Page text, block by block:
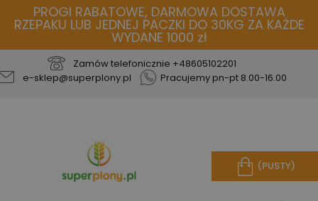
PROGI RABATOWE, DARMOWA DOSTAWA
RZEPAKU LUB JEDNEJ PACZKI DO 30KG ZA KAŻDE
WYDANE 1000 zł
Zamów telefonicznie +48605102201
e-sklep@superplony.pl
Pracujemy pn-pt 8.00-16.00
(PUSTY)